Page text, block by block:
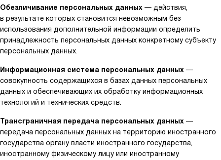
Обезличивание персональных данных — действия,
в результате которых становится невозможным без
использования дополнительной информации определить
принадлежность персональных данных конкретному субъекту
персональных данных.
Информационная система персональных данных —
совокупность содержащихся в базах данных персональных
данных и обеспечивающих их обработку информационных
технологий и технических средств.
Трансграничная передача персональных данных —
передача персональных данных на территорию иностранного
государства органу власти иностранного государства,
иностранному физическому лицу или иностранному